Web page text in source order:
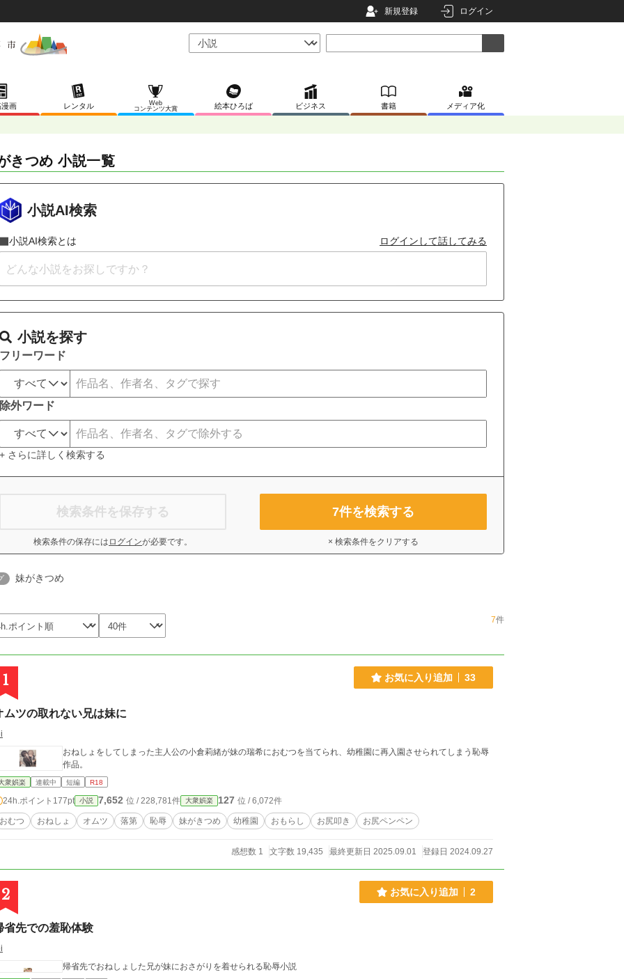
新規登録 ログイン
画 レンタル
Web
コンテンツ大賞
絵本ひろば ビジネス 書籍 メディア化
きつめ 小説一覧
小説AI検索
小説AI検索とは ログインして話してみる
小説を探す
フリーワード
除外ワード
+ さらに詳しく検索する
検索条件を保存する
検索条件の保存には ログインが必要です。
7件を検索する
× 検索条件をクリアする
妹がきつめ
7件
1 お気に入り追加 33
ムツの取れない兄は妹に
おねしょをしてしまった主人公の小倉莉緒が妹の瑞希におむつを当てられ、幼稚園に再入園させられてしまう恥辱
作品。
衆娯楽 連載中 短編 R18
24h.ポイント 177pt 小説 7,652 位 / 228,781件 大衆娯楽 127 位 / 6,072件
おむつ おねしょ オムツ 落第 恥辱 妹がきつめ 幼稚園 おもらし お尻叩き お尻ペンペン
感想数 1 文字数 19,435 最終更新日 2025.09.01 登録日 2024.09.27
2 お気に入り追加 2
省先での羞恥体験
帰省先でおねしょした兄が妹におさがりを着せられる恥辱小説